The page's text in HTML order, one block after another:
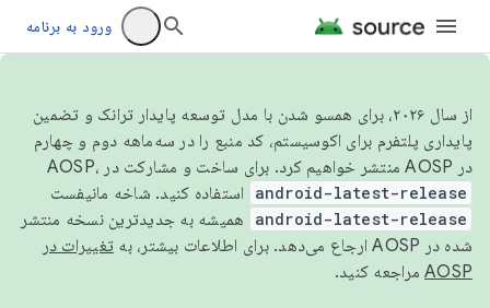
ورود به برنامه
از سال ۲۰۲۶، برای همسو شدن با مدل توسعه پایدار ترانک و تضمین
پایداری پلتفرم برای اکوسیستم، کد منبع را در سه‌ماهه دوم و چهارم
در AOSP منتشر خواهیم کرد. برای ساخت و مشارکت در AOSP،
android-latest-release استفاده کنید. شاخه مانیفست
android-latest-release
همیشه به جدیدترین نسخه منتشر
شده در AOSP ارجاع می‌دهد. برای اطلاعات بیشتر، به
تغییرات در
AOSP مراجعه کنید.